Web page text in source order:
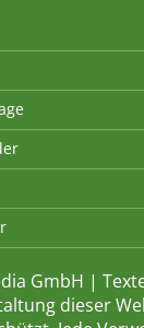
GmbH |
dieser